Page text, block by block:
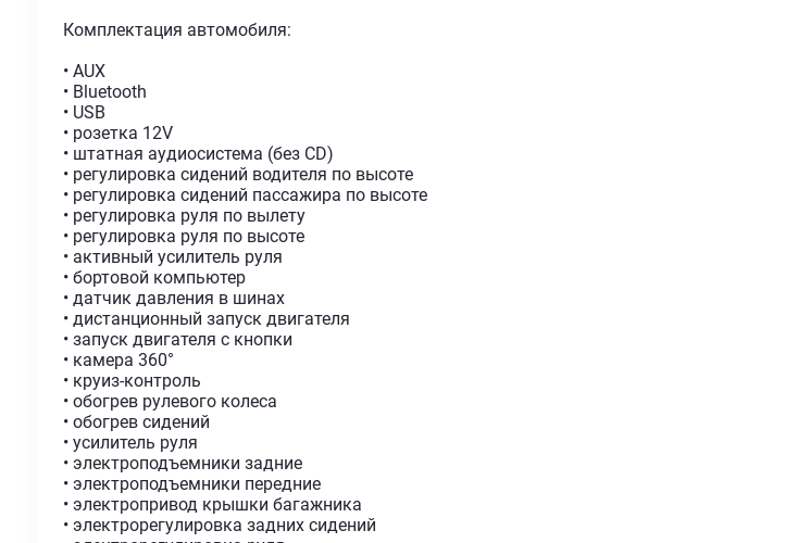
Комплектация автомобиля:
• AUX
• Bluetooth
• USB
• розетка 12V
• штатная аудиосистема (без CD)
• регулировка сидений водителя по высоте
• регулировка сидений пассажира по высоте
• регулировка руля по вылету
• регулировка руля по высоте
• активный усилитель руля
• бортовой компьютер
• датчик давления в шинах
• дистанционный запуск двигателя
• запуск двигателя с кнопки
• камера 360°
• круиз-контроль
• обогрев рулевого колеса
• обогрев сидений
• усилитель руля
• электроподъемники задние
• электроподъемники передние
• электропривод крышки багажника
• электрорегулировка задних сидений